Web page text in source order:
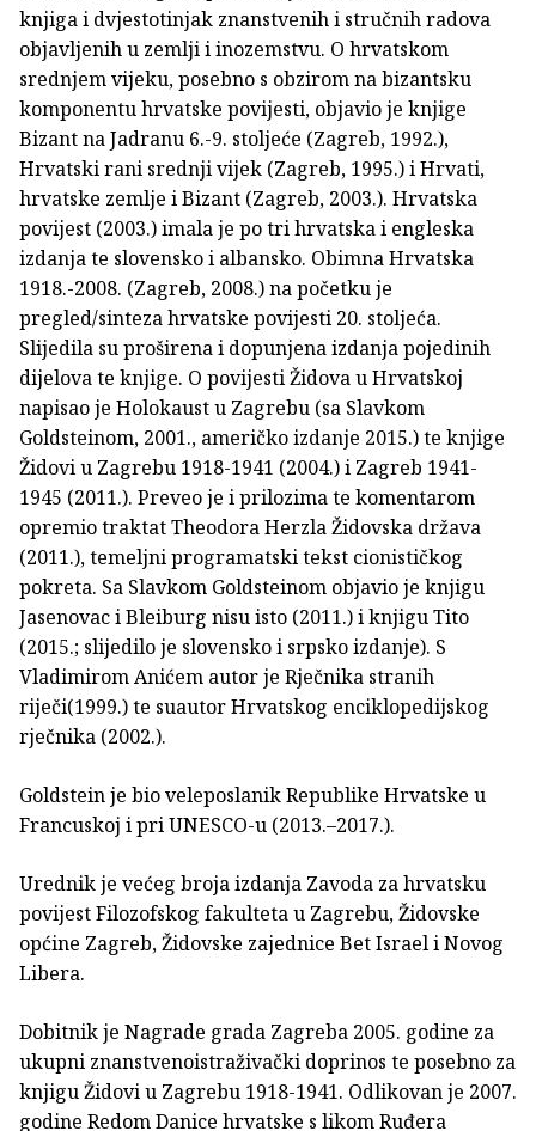
knjiga i dvjestotinjak znanstvenih i stručnih radova
objavljenih u zemlji i inozemstvu. O hrvatskom
srednjem vijeku, posebno s obzirom na bizantsku
komponentu hrvatske povijesti, objavio je knjige
Bizant na Jadranu 6.-9. stoljeće (Zagreb, 1992.),
Hrvatski rani srednji vijek (Zagreb, 1995.) i Hrvati,
hrvatske zemlje i Bizant (Zagreb, 2003.). Hrvatska
povijest (2003.) imala je po tri hrvatska i engleska
izdanja te slovensko i albansko. Obimna Hrvatska
1918.-2008. (Zagreb, 2008.) na početku je
pregled/sinteza hrvatske povijesti 20. stoljeća.
Slijedila su proširena i dopunjena izdanja pojedinih
dijelova te knjige. O povijesti Židova u Hrvatskoj
napisao je Holokaust u Zagrebu (sa Slavkom
Goldsteinom, 2001., američko izdanje 2015.) te knjige
Židovi u Zagrebu 1918-1941 (2004.) i Zagreb 1941-
1945 (2011.). Preveo je i prilozima te komentarom
opremio traktat Theodora Herzla Židovska država
(2011.), temeljni programatski tekst cionističkog
pokreta. Sa Slavkom Goldsteinom objavio je knjigu
Jasenovac i Bleiburg nisu isto (2011.) i knjigu Tito
(2015.; slijedilo je slovensko i srpsko izdanje). S
Vladimirom Anićem autor je Rječnika stranih
riječi(1999.) te suautor Hrvatskog enciklopedijskog
rječnika (2002.).
Goldstein je bio veleposlanik Republike Hrvatske u
Francuskoj i pri UNESCO-u (2013.–2017.).
Urednik je većeg broja izdanja Zavoda za hrvatsku
povijest Filozofskog fakulteta u Zagrebu, Židovske
općine Zagreb, Židovske zajednice Bet Israel i Novog
Libera.
Dobitnik je Nagrade grada Zagreba 2005. godine za
ukupni znanstvenoistraživački doprinos te posebno za
knjigu Židovi u Zagrebu 1918-1941. Odlikovan je 2007.
godine Redom Danice hrvatske s likom Ruđera